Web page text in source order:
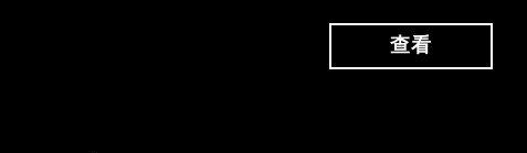
查看